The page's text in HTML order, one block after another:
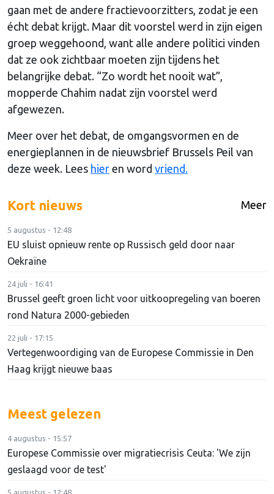
gaan met de andere fractievoorzitters, zodat je een
écht debat krijgt. Maar dit voorstel werd in zijn eigen
groep weggehoond, want alle andere politici vinden
dat ze ook zichtbaar moeten zijn tijdens het
belangrijke debat. “Zo wordt het nooit wat”,
mopperde Chahim nadat zijn voorstel werd
afgewezen.
Meer over het debat, de omgangsvormen en de
energieplannen in de nieuwsbrief Brussels Peil van
deze week. Lees hier en word vriend.
Kort nieuws Meer
5 augustus - 12:48
EU sluist opnieuw rente op Russisch geld door naar
Oekraïne
24 juli - 16:41
Brussel geeft groen licht voor uitkoopregeling van boeren
rond Natura 2000-gebieden
22 juli - 17:15
Vertegenwoordiging van de Europese Commissie in Den
Haag krijgt nieuwe baas
Meest gelezen
4 augustus - 15:57
Europese Commissie over migratiecrisis Ceuta: 'We zijn
geslaagd voor de test'
5 augustus - 12:48